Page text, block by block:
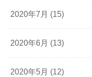
2020年7月 (15)
2020年6月 (13)
2020年5月 (12)